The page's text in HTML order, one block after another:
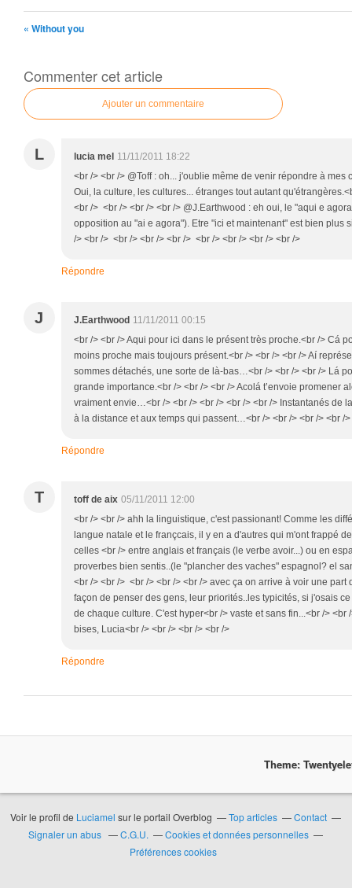
« Without you
Commenter cet article
Ajouter un commentaire
L lucia mel 11/11/2011 18:22
<br /> <br /> @Toff : oh... j'oublie même de venir répondre à mes
Oui, la culture, les cultures... étranges tout autant
<br /> <br /> <br /> <br /> @J.Earthwood : eh oui, le "aqui e
opposition au "ai e agora"). Etre "ici et maintenant" est bien plus
/> <br /> <br /> <br /> <br /> <br /> <br /> <br /> <br />
Répondre
J J.Earthwood 11/11/2011 00:15
<br /> <br /> Aqui pour ici dans le présent très proche.<br /> Cá
moins proche mais toujours présent.<br /> <br /> <br /> Aí
sommes détachés, une sorte de là-bas…<br /> <br /> <br /> Lá
grande importance.<br /> <br /> <br /> Acolá t’envoie promener
vraiment envie…<br /> <br /> <br /> <br /> <br /> Instantanés de
à la distance et aux temps qui passent…<br /> <br /> <br /> <br />
Répondre
T toff de aix 05/11/2011 12:00
<br /> <br /> ahh la linguistique, c'est passionant! Comme les
langue natale et le françcais, il y en a d'autres qui m'ont frappé
celles <br /> entre anglais et français (le verbe avoir...) ou en
proverbes bien sentis..(le "plancher des vaches" espagnol? el
<br /> <br /> <br /> <br /> <br /> avec ça on arrive à voir une part
façon de penser des gens, leur priorités..les typicités, si j'osais
de chaque culture. C'est hyper<br /> vaste et sans fin...<br /> <br
bises, Lucia<br /> <br /> <br /> <br />
Répondre
Theme:
Voir le profil de Luciamel sur le portail Overblog Top articles
Contact
Signaler un abus
C.G.U.
Cookies et données personnelles
Préférences cookies